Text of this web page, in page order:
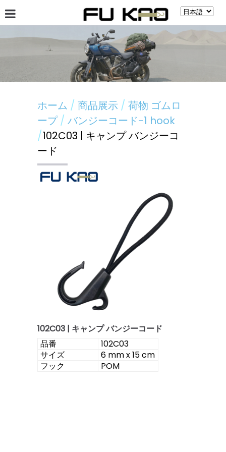
ニュース 揭示板
ホーム 商品展示
荷物 ゴムロ
ープ
バンジーコード-1 hook
102C03 | キャンプ バンジーコ
ード
102C03 | キャンプ バンジーコード
品番
102C03
サイズ
6 mm x 15 cm
フック
POM